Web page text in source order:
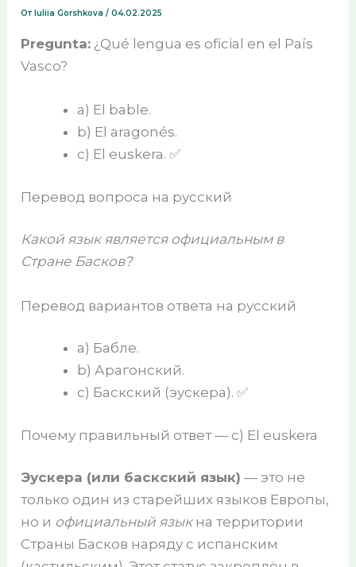
От Iuliia Gorshkova/04.02.2025
Pregunta: ¿Qué lengua es oficial en el País
Vasco?
a) El bable.
b) El aragonés.
c) El euskera. ✅
Перевод вопроса на русский
Какой язык является официальным в
Стране Басков?
Перевод вариантов ответа на русский
a) Бабле.
b) Арагонский.
c) Баскский (эускера). ✅
Почему правильный ответ — c) El euskera
Эускера (или баскский язык) — это не
только один из старейших языков Европы,
но и официальный языкна территории
Страны Басков наряду с испанским